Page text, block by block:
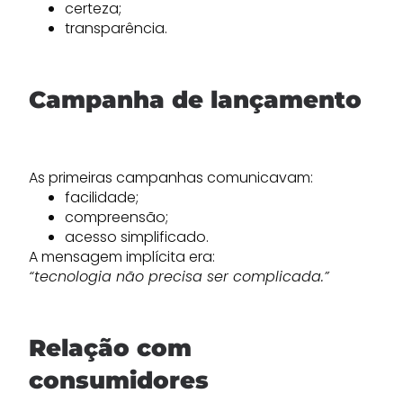
certeza;
transparência.
Campanha de lançamento
As primeiras campanhas comunicavam:
facilidade;
compreensão;
acesso simplificado.
A mensagem implícita era:
“tecnologia não precisa ser complicada.”
Relação com
consumidores